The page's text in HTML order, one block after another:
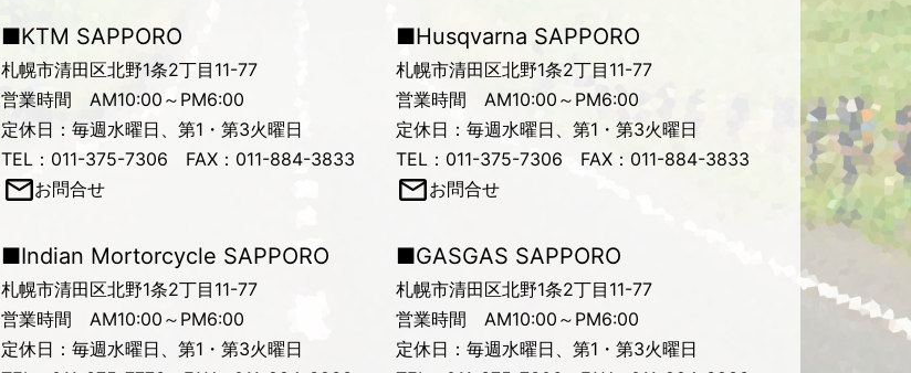
■KTM SAPPORO
札幌市清田区北野1条2丁目11-77
営業時間 AM10:00～PM6:00
定休日：毎週水曜日、第1・第3火曜日
TEL：011-375-7306 FAX：011-884-3833
お問合せ
■Husqvarna SAPPORO
札幌市清田区北野1条2丁目11-77
営業時間 AM10:00～PM6:00
定休日：毎週水曜日、第1・第3火曜日
TEL：011-375-7306 FAX：011-884-3833
お問合せ
■Indian Mortorcycle SAPPORO
札幌市清田区北野1条2丁目11-77
営業時間 AM10:00～PM6:00
定休日：毎週水曜日、第1・第3火曜日
■GASGAS SAPPORO
札幌市清田区北野1条2丁目11-77
営業時間 AM10:00～PM6:00
定休日：毎週水曜日、第1・第3火曜日